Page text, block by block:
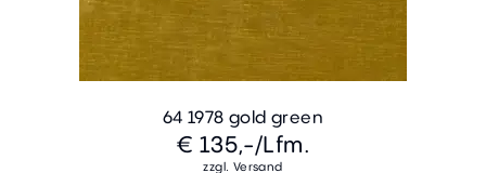
64 1978 gold green
€ 135,-/Lfm.
zzgl. Versand